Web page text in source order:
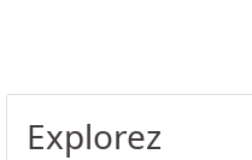
Explorez